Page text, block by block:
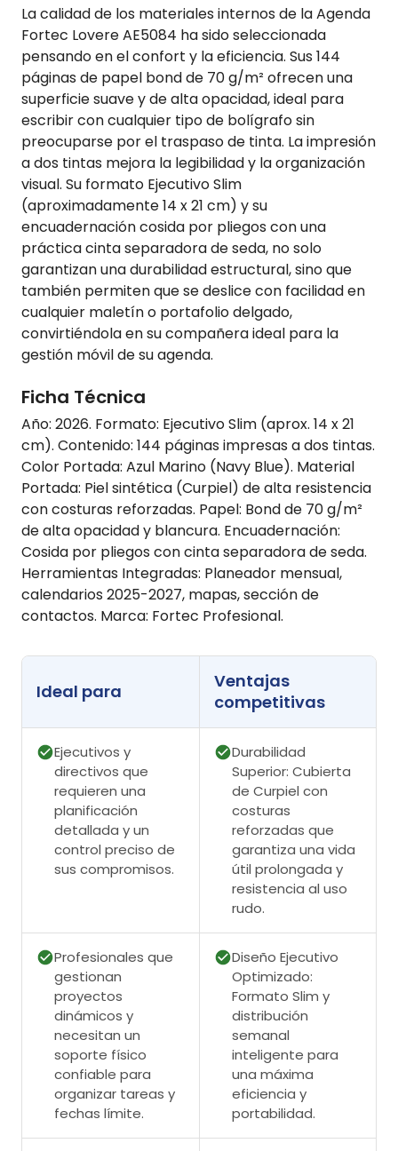
La calidad de los materiales internos de la Agenda
Fortec Lovere AE5084 ha sido seleccionada
pensando en el confort y la eficiencia. Sus 144
páginas de papel bond de 70 g/m² ofrecen una
superficie suave y de alta opacidad, ideal para
escribir con cualquier tipo de bolígrafo sin
preocuparse por el traspaso de tinta. La impresión
a dos tintas mejora la legibilidad y la organización
visual. Su formato Ejecutivo Slim
(aproximadamente 14 x 21 cm) y su
encuadernación cosida por pliegos con una
práctica cinta separadora de seda, no solo
garantizan una durabilidad estructural, sino que
también permiten que se deslice con facilidad en
cualquier maletín o portafolio delgado,
convirtiéndola en su compañera ideal para la
gestión móvil de su agenda.
Ficha Técnica
Año: 2026. Formato: Ejecutivo Slim (aprox. 14 x 21
cm). Contenido: 144 páginas impresas a dos tintas.
Color Portada: Azul Marino (Navy Blue). Material
Portada: Piel sintética (Curpiel) de alta resistencia
con costuras reforzadas. Papel: Bond de 70 g/m²
de alta opacidad y blancura. Encuadernación:
Cosida por pliegos con cinta separadora de seda.
Herramientas Integradas: Planeador mensual,
calendarios 2025-2027, mapas, sección de
contactos. Marca: Fortec Profesional.
Ideal para
Ventajas
competitivas
Ejecutivos y
directivos que
requieren una
planificación
detallada y un
control preciso de
sus compromisos.
Durabilidad
Superior: Cubierta
de Curpiel con
costuras
reforzadas que
garantiza una vida
útil prolongada y
resistencia al uso
rudo.
Profesionales que
gestionan
proyectos
dinámicos y
necesitan un
soporte físico
confiable para
organizar tareas y
fechas límite.
Diseño Ejecutivo
Optimizado:
Formato Slim y
distribución
semanal
inteligente para
una máxima
eficiencia y
portabilidad.